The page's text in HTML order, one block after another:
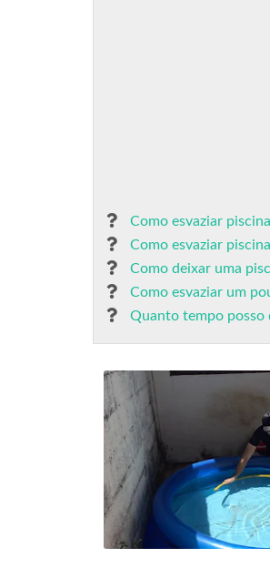
Como esvaziar
Como esvaziar
Como deixar uma
Como esvaziar um
Quanto tempo posso